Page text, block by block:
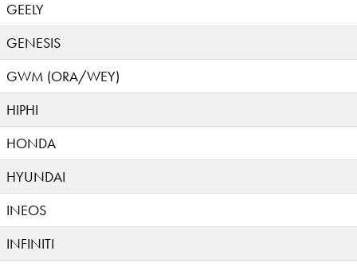
GEELY
GENESIS
GWM (ORA/WEY)
HIPHI
HONDA
HYUNDAI
INEOS
INFINITI